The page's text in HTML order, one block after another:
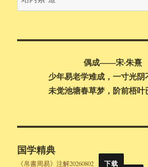
内
偶成——宋·朱熹
少年易老学难成，一寸光阴
未觉池塘春草梦，阶前梧叶
国学精典
《帛書周易》注解20260802
下载